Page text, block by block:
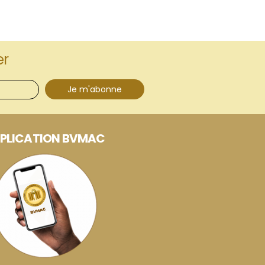
Je m'abonne
BVMAC